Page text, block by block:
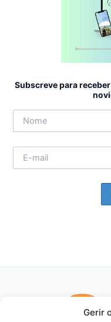
Gerir
Subscreve para